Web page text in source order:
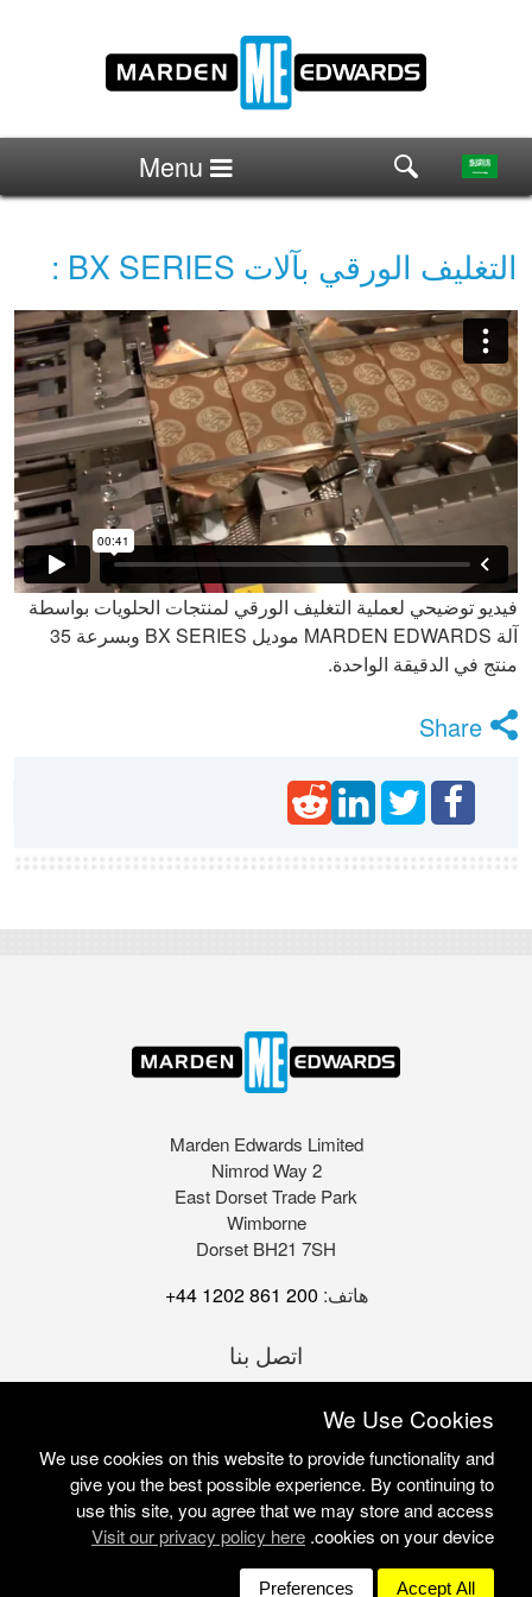
التغليف الورقي بآلات BX SERIES :
فيديو توضيحي لعملية التغليف الورقي لمنتجات الحلويات بواسطة
آلة MARDEN EDWARDS موديل BX SERIES وبسرعة 35
منتج في الدقيقة الواحدة.
Share
Marden Edwards Limited
2 Nimrod Way
East Dorset Trade Park
Wimborne
Dorset BH21 7SH
هاتف: +44 1202 861 200
اتصل بنا
Marden Edwards Ltd © 2026
Site Solutions:Sonet
We Use Cookies
We use cookies on this website to provide functionality and
give you the best possible experience. By continuing to
use this site, you agree that we may store and access
cookies on your device.
Visit our privacy policy here
Accept All
Preferences